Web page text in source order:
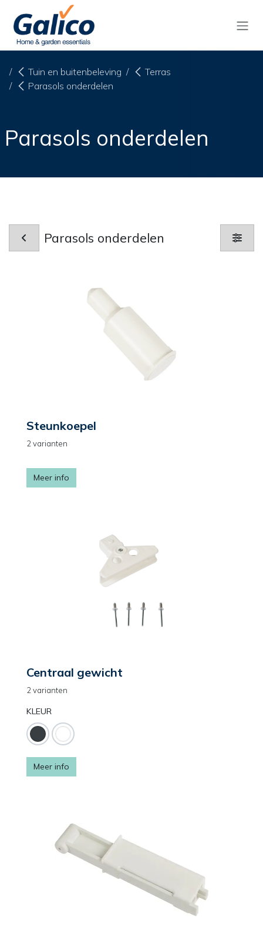
Overslaan naar inhoud
Tuin en buitenbeleving
Terras
Parasols onderdelen
Parasols onderdelen
Parasols onderdelen
Steunkoepel
2 varianten
Meer info
Centraal gewicht
2 varianten
KLEUR
Meer info